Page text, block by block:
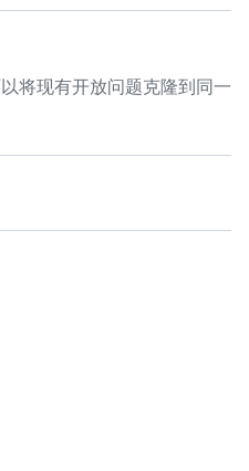
将现有开放问题克隆到同一